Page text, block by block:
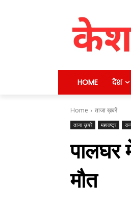
HOME देश
Home ताजा ख़बरें
ताजा ख़बरें महाराष्ट्र
पालघर
मौत